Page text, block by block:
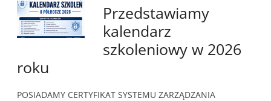
Przedstawiamy
kalendarz
szkoleniowy w 2026
roku
POSIADAMY CERTYFIKAT SYSTEMU ZARZĄDZANIA